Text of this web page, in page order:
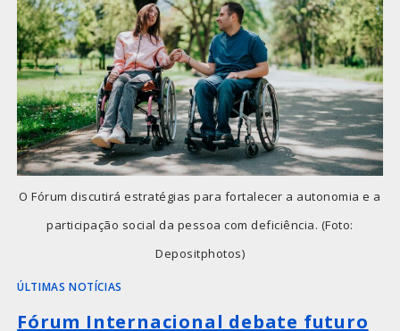
O Fórum discutirá estratégias para fortalecer a autonomia e a
participação social da pessoa com deficiência. (Foto:
Depositphotos)
ÚLTIMAS NOTÍCIAS
Fórum Internacional debate futuro